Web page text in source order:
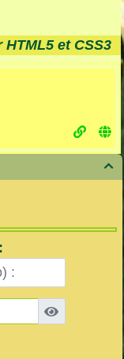
et CSS3
